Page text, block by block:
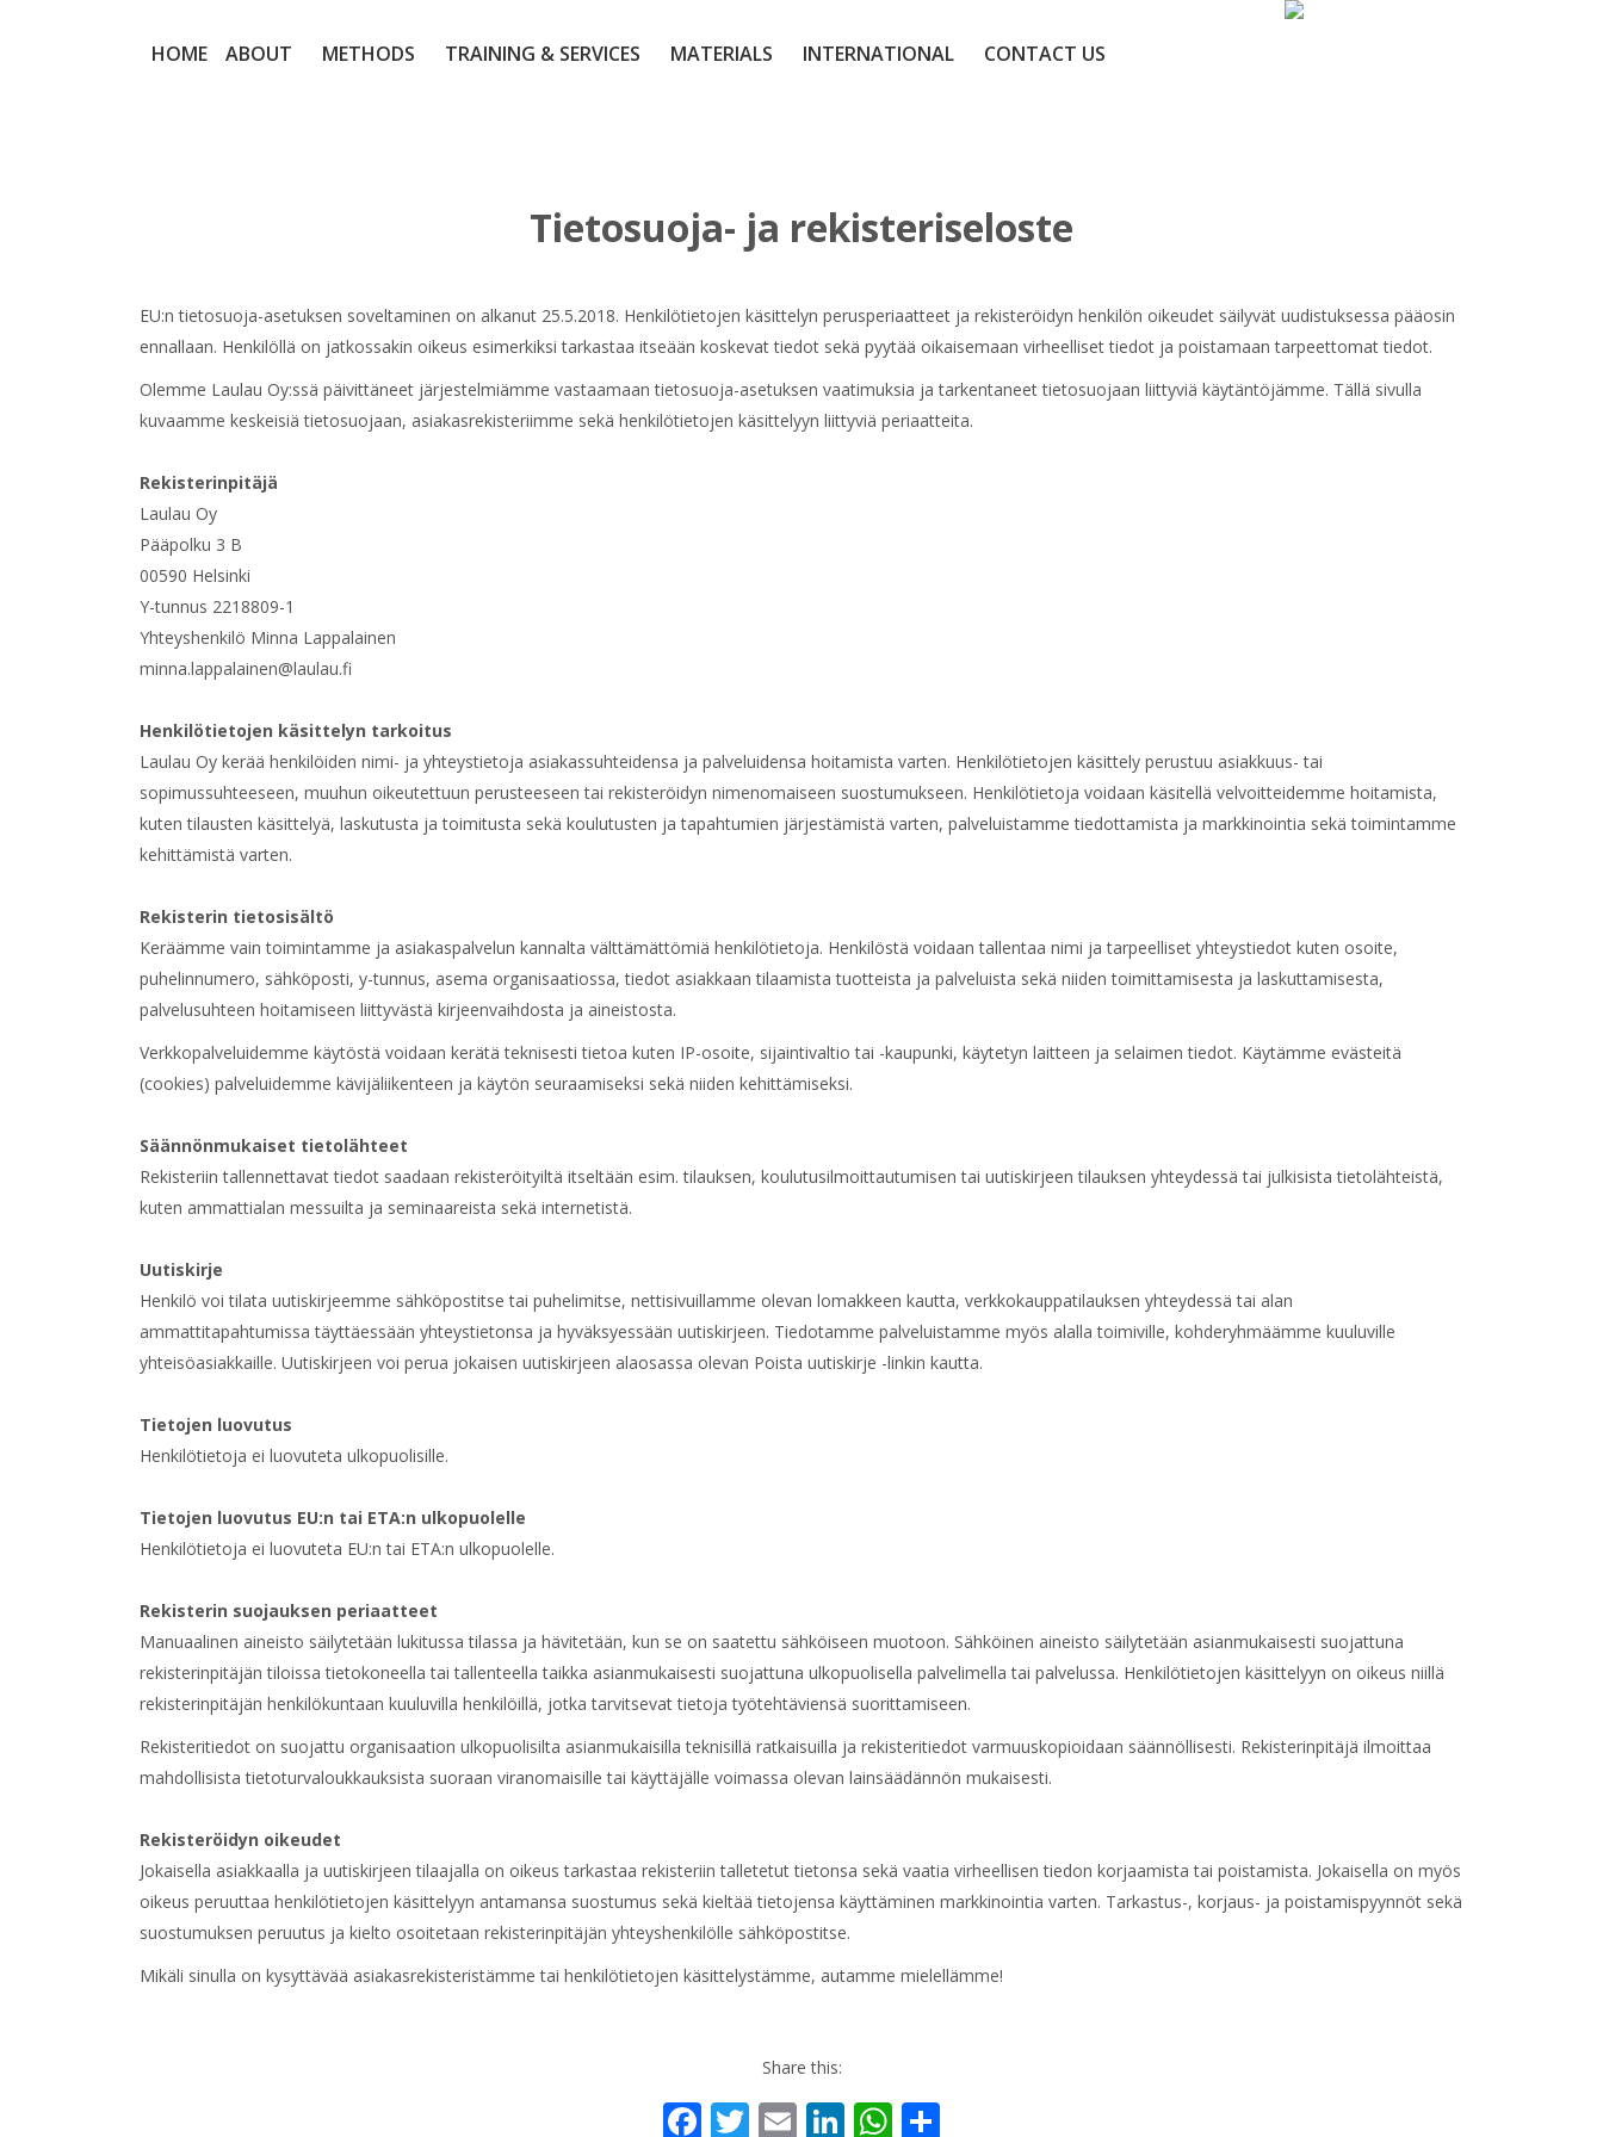
HOME ABOUT METHODS TRAINING & SERVICES MATERIALS INTERNATIONAL CONTACT US
Tietosuoja- ja rekisteriseloste
EU:n tietosuoja-asetuksen soveltaminen on alkanut 25.5.2018. Henkilötietojen käsittelyn perusperiaatteet ja rekisteröidyn henkilön oikeudet säilyvät uudistuksessa pääosin
ennallaan. Henkilöllä on jatkossakin oikeus esimerkiksi tarkastaa itseään koskevat tiedot sekä pyytää oikaisemaan virheelliset tiedot ja poistamaan tarpeettomat tiedot.
Olemme Laulau Oy:ssä päivittäneet järjestelmiämme vastaamaan tietosuoja-asetuksen vaatimuksia ja tarkentaneet tietosuojaan liittyviä käytäntöjämme. Tällä sivulla
kuvaamme keskeisiä tietosuojaan, asiakasrekisteriimme sekä henkilötietojen käsittelyyn liittyviä periaatteita.
Rekisterinpitäjä
Laulau Oy
Pääpolku 3 B
00590 Helsinki
Y-tunnus 2218809-1
Yhteyshenkilö Minna Lappalainen
minna.lappalainen@laulau.fi
Henkilötietojen käsittelyn tarkoitus
Laulau Oy kerää henkilöiden nimi- ja yhteystietoja asiakassuhteidensa ja palveluidensa hoitamista varten. Henkilötietojen käsittely perustuu asiakkuus- tai
sopimussuhteeseen, muuhun oikeutettuun perusteeseen tai rekisteröidyn nimenomaiseen suostumukseen. Henkilötietoja voidaan käsitellä velvoitteidemme hoitamista,
kuten tilausten käsittelyä, laskutusta ja toimitusta sekä koulutusten ja tapahtumien järjestämistä varten, palveluistamme tiedottamista ja markkinointia sekä toimintamme
kehittämistä varten.
Rekisterin tietosisältö
Keräämme vain toimintamme ja asiakaspalvelun kannalta välttämättömiä henkilötietoja. Henkilöstä voidaan tallentaa nimi ja tarpeelliset yhteystiedot kuten osoite,
puhelinnumero, sähköposti, y-tunnus, asema organisaatiossa, tiedot asiakkaan tilaamista tuotteista ja palveluista sekä niiden toimittamisesta ja laskuttamisesta,
palvelusuhteen hoitamiseen liittyvästä kirjeenvaihdosta ja aineistosta.
Verkkopalveluidemme käytöstä voidaan kerätä teknisesti tietoa kuten IP-osoite, sijaintivaltio tai -kaupunki, käytetyn laitteen ja selaimen tiedot. Käytämme evästeitä
(cookies) palveluidemme kävijäliikenteen ja käytön seuraamiseksi sekä niiden kehittämiseksi.
Säännönmukaiset tietolähteet
Rekisteriin tallennettavat tiedot saadaan rekisteröityiltä itseltään esim. tilauksen, koulutusilmoittautumisen tai uutiskirjeen tilauksen yhteydessä tai julkisista tietolähteistä,
kuten ammattialan messuilta ja seminaareista sekä internetistä.
Uutiskirje
Henkilö voi tilata uutiskirjeemme sähköpostitse tai puhelimitse, nettisivuillamme olevan lomakkeen kautta, verkkokauppatilauksen yhteydessä tai alan
ammattitapahtumissa täyttäessään yhteystietonsa ja hyväksyessään uutiskirjeen. Tiedotamme palveluistamme myös alalla toimiville, kohderyhmäämme kuuluville
yhteisöasiakkaille. Uutiskirjeen voi perua jokaisen uutiskirjeen alaosassa olevan Poista uutiskirje -linkin kautta.
Tietojen luovutus
Henkilötietoja ei luovuteta ulkopuolisille.
Tietojen luovutus EU:n tai ETA:n ulkopuolelle
Henkilötietoja ei luovuteta EU:n tai ETA:n ulkopuolelle.
Rekisterin suojauksen periaatteet
Manuaalinen aineisto säilytetään lukitussa tilassa ja hävitetään, kun se on saatettu sähköiseen muotoon. Sähköinen aineisto säilytetään asianmukaisesti suojattuna
rekisterinpitäjän tiloissa tietokoneella tai tallenteella taikka asianmukaisesti suojattuna ulkopuolisella palvelimella tai palvelussa. Henkilötietojen käsittelyyn on oikeus niillä
rekisterinpitäjän henkilökuntaan kuuluvilla henkilöillä, jotka tarvitsevat tietoja työtehtäviensä suorittamiseen.
Rekisteritiedot on suojattu organisaation ulkopuolisilta asianmukaisilla teknisillä ratkaisuilla ja rekisteritiedot varmuuskopioidaan säännöllisesti. Rekisterinpitäjä ilmoittaa
mahdollisista tietoturvaloukkauksista suoraan viranomaisille tai käyttäjälle voimassa olevan lainsäädännön mukaisesti.
Rekisteröidyn oikeudet
Jokaisella asiakkaalla ja uutiskirjeen tilaajalla on oikeus tarkastaa rekisteriin talletetut tietonsa sekä vaatia virheellisen tiedon korjaamista tai poistamista. Jokaisella on myös
oikeus peruuttaa henkilötietojen käsittelyyn antamansa suostumus sekä kieltää tietojensa käyttäminen markkinointia varten. Tarkastus-, korjaus- ja poistamispyynnöt sekä
suostumuksen peruutus ja kielto osoitetaan rekisterinpitäjän yhteyshenkilölle sähköpostitse.
Mikäli sinulla on kysyttävää asiakasrekisteristämme tai henkilötietojen käsittelystämme, autamme mielellämme!
Share this:
Facebook
Twitter
EmailLinkedIn
WhatsApp